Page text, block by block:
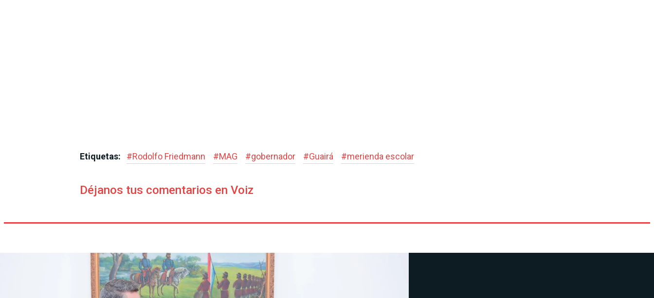
Etiquetas: #Rodolfo Friedmann #MAG #gobernador #Guairá #merienda escolar
Déjanos tus comentarios en Voiz